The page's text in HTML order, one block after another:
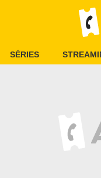
SÉRIES